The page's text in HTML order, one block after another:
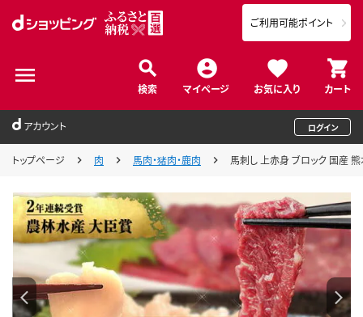
検索 マイページ お気に入り カート
ご利用可能ポイント
アカウント ログイン
トップページ 肉 馬肉・猪肉・鹿肉 馬刺し 上赤身 ブロック 国産